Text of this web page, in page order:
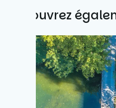
Découvrez